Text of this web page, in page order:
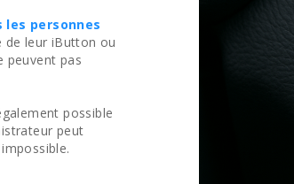
les personnes
de leur iButton ou
peuvent pas
possible
peut